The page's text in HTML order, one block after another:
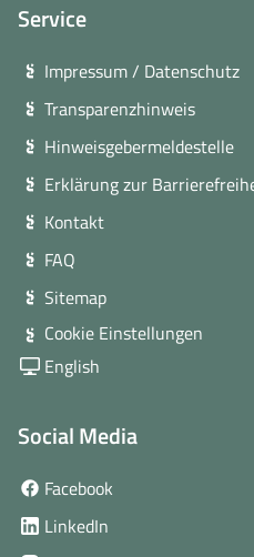
Service
Impressum / Datenschutz
Transparenzhinweis
Hinweisgebermeldestelle
Erklärung zur
Kontakt
FAQ
Sitemap
Cookie Einstellungen
English
Social Media
Facebook
LinkedIn